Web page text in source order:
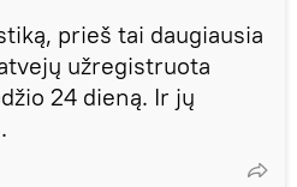
prieš tai daugiausia
užregistruota
24 dieną. Ir jų